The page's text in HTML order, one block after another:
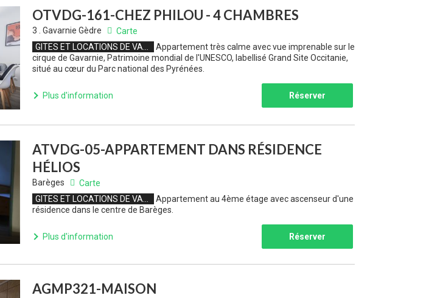
OTVDG-161-CHEZ PHILOU - 4 CHAMBRES
3 . Gavarnie Gèdre
Carte
Appartement très calme avec vue imprenable sur le
cirque de Gavarnie, Patrimoine mondial de l'UNESCO, labellisé Grand Site Occitanie,
situé au cœur du Parc national des Pyrénées.
Plus d'information Réserver
ATVDG-05-APPARTEMENT DANS RÉSIDENCE
HÉLIOS
Barèges
Carte
Appartement au 4ème étage avec ascenseur d'une
résidence dans le centre de Barèges.
Plus d'information Réserver
AGMP321-MAISON